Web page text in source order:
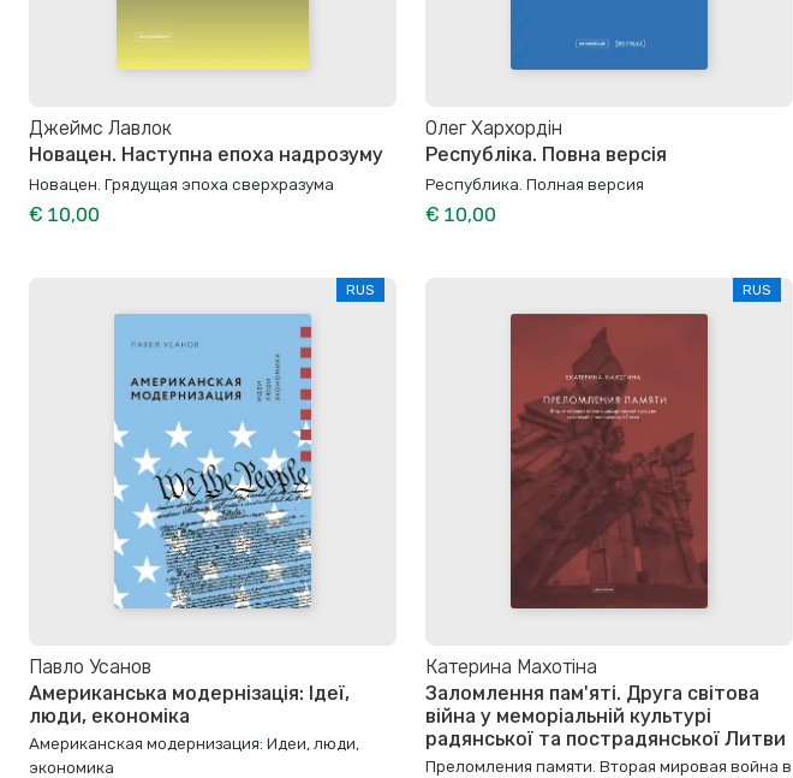
Джеймс Лавлок
Новацен. Наступна епоха надрозуму
Новацен. Грядущая эпоха сверхразума
€ 10,00
Олег Хархордін
Республіка. Повна версія
Республика. Полная версия
€ 10,00
RUS
Павло Усанов
Американська модернізація: Ідеї,
люди, економіка
Американская модернизация: Идеи, люди,
экономика
RUS
Катерина Махотіна
Заломлення пам'яті. Друга світова
війна у меморіальній культурі
радянської та пострадянської Литви
Преломления памяти. Вторая мировая война в